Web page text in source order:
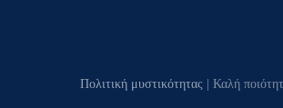
Πολιτική μυστικότητας | Καλή